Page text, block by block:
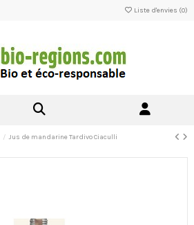
Liste d'envies (0)
Jus de mandarine Tardivo Ciaculli